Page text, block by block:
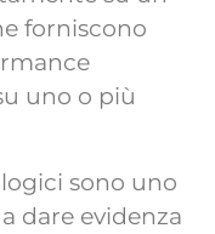
forniscono
uno o più
sono uno
dare evidenza